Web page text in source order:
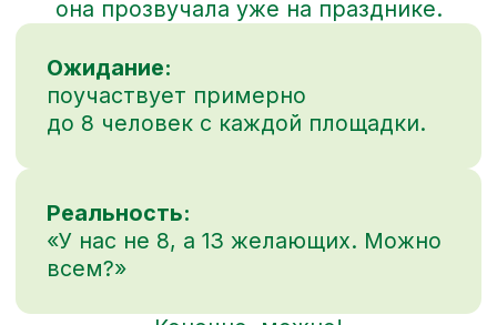
календарь и организовали
для команды три недели
атмосферных заданий
и сюрпризов]
Создавали настроение в команде,
давали короткие индивидуальные
и групповые задания, готовили контент
для главного праздничного дня,
и паралельно активировали
корпоративные ценности компании.